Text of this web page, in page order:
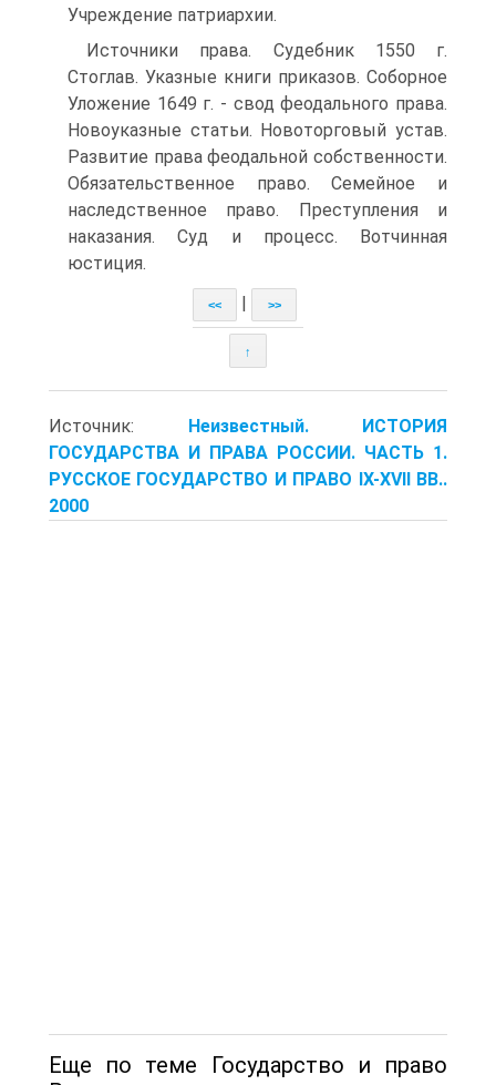
Учреждение патриархии.
Источники права. Судебник 1550 г.
Стоглав. Указные книги приказов. Соборное
Уложение 1649 г. - свод феодального права.
Новоуказные статьи. Новоторговый устав.
Развитие права феодальной собственности.
Обязательственное право. Семейное и
наследственное право. Преступления и
наказания. Суд и процесс. Вотчинная
юстиция.
<< >>
↑
Источник: Неизвестный. ИСТОРИЯ
ГОСУДАРСТВА И ПРАВА РОССИИ. ЧАСТЬ 1.
РУССКОЕ ГОСУДАРСТВО И ПРАВО IX-XVII ВВ..
2000
Еще по теме Государство и право